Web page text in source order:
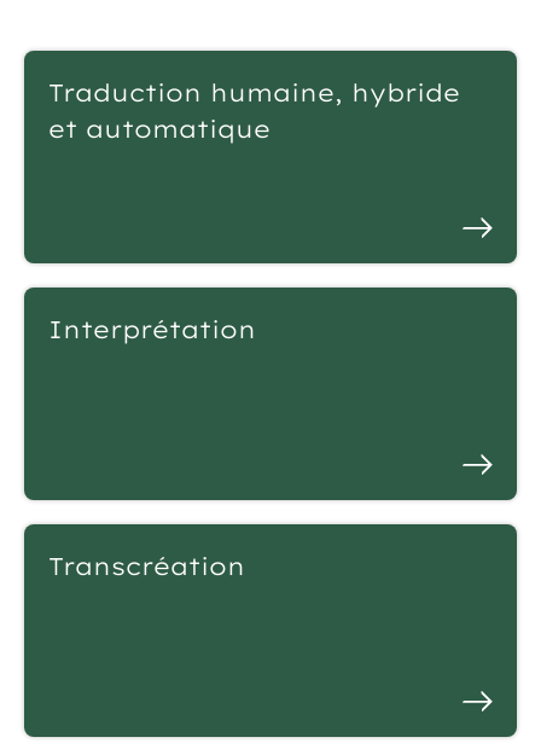
Traduction humaine, hybride
et automatique
Interprétation
Transcréation